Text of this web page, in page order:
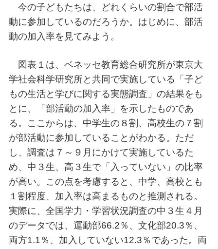
今の子どもたちは、どれくらいの割合で部活
動に参加しているのだろうか。はじめに、部活
動の加入率を見てみよう。
図表１は、ベネッセ教育総合研究所が東京大
学社会科学研究所と共同で実施している「子ど
もの生活と学びに関する実態調査」の結果をも
とに、「部活動の加入率」を示したものであ
る。ここからは、中学生の８割、高校生の７割
が部活動に参加していることがわかる。ただ
し、調査は７～９月にかけて実施しているた
め、中３生、高３生で「入っていない」の比率
が高い。この点を考慮すると、中学、高校とも
１割程度、加入率は高まるものと推測される。
実際に、全国学力・学習状況調査の中３生４月
のデータでは、運動部66.2％、文化部20.3％、
両方1.1％、加入していない12.3％であった。両